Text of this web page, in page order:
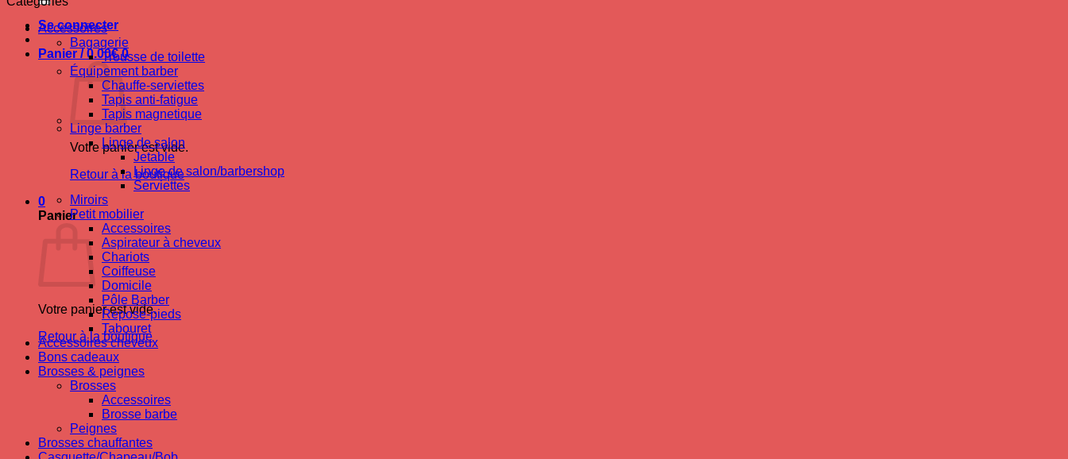
Se connecter
Panier /0.00€ 0
Votre panier est vide.
Retour à la boutique
0
Panier
Votre panier est vide.
Retour à la boutique
Accessoires
Bagagerie
Trousse de toilette
Équipement barber
Chauffe-serviettes
Tapis anti-fatigue
Tapis magnetique
Linge barber
Linge de salon
Jetable
Linge de salon/barbershop
Serviettes
Miroirs
Petit mobilier
Accessoires
Aspirateur à cheveux
Chariots
Coiffeuse
Domicile
Pôle Barber
Repose-pieds
Tabouret
Accessoires cheveux
Bons cadeaux
Brosses & peignes
Brosses
Accessoires
Brosse barbe
Peignes
Brosses chauffantes